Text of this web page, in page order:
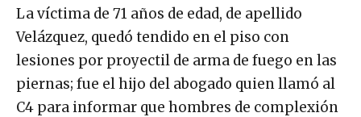
La víctima de 71 años de edad, de apellido
Velázquez, quedó tendido en el piso con
lesiones por proyectil de arma de fuego en las
piernas; fue el hijo del abogado quien llamó al
C4 para informar que hombres de complexión